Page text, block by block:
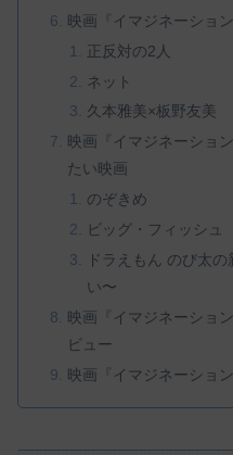
映画『イマジネーショ
正反対の2人
ネット
久本雅美×板野友美
映画『イマジネーショ
たい映画
のぞきめ
ビッグ・フィッシュ
ドラえもん のび太
い〜
映画『イマジネーショ
ビュー
映画『イマジネーショ